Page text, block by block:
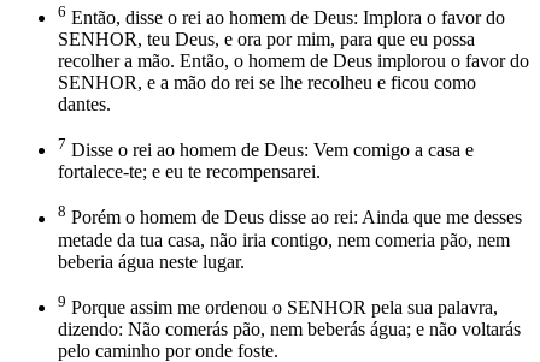
6 Então, disse o rei ao homem de Deus: Implora o favor do
SENHOR, teu Deus, e ora por mim, para que eu possa
recolher a mão. Então, o homem de Deus implorou o favor do
SENHOR, e a mão do rei se lhe recolheu e ficou como
dantes.
7 Disse o rei ao homem de Deus: Vem comigo a casa e
fortalece-te; e eu te recompensarei.
8 Porém o homem de Deus disse ao rei: Ainda que me desses
metade da tua casa, não iria contigo, nem comeria pão, nem
beberia água neste lugar.
9 Porque assim me ordenou o SENHOR pela sua palavra,
dizendo: Não comerás pão, nem beberás água; e não voltarás
pelo caminho por onde foste.